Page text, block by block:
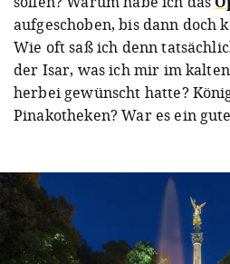
aufgeschoben, bis dann doch
Wie oft saß ich denn
der Isar, was ich mir im
herbei gewünscht hatte?
Pinakotheken? War es ein